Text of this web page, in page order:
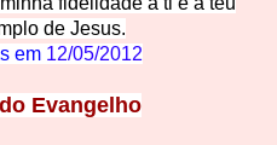
de Jesus.
em 12/05/2012
Evangelho